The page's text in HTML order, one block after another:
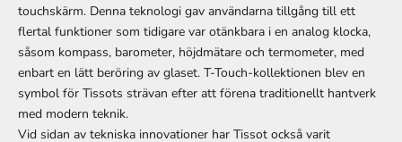
touchskärm. Denna teknologi gav användarna tillgång till ett
flertal funktioner som tidigare var otänkbara i en analog klocka,
såsom kompass, barometer, höjdmätare och termometer, med
enbart en lätt beröring av glaset. T-Touch-kollektionen blev en
symbol för Tissots strävan efter att förena traditionellt hantverk
med modern teknik.
Vid sidan av tekniska innovationer har Tissot också varit